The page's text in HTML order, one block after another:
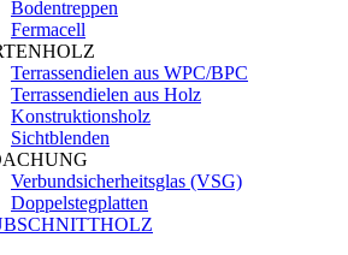
Bodentreppen
Fermacell
Terrassendielen aus WPC/BPC
Terrassendielen aus Holz
Konstruktionsholz
Sichtblenden
Verbundsicherheitsglas (VSG)
Doppelstegplatten